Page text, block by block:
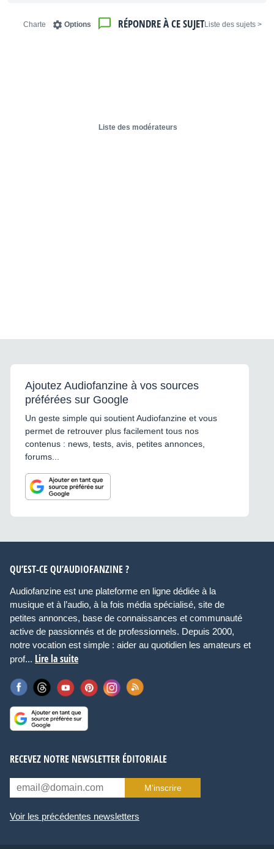
< Liste des sujets
RÉPONDRE À CE SUJET
Options
Charte
Liste des modérateurs
Ajoutez Audiofanzine à vos sources
préférées sur Google
Un geste simple qui soutient Audiofanzine et vous
permet de retrouver plus facilement tous nos
contenus : news, tests, avis, petites annonces,
forums...
QU’EST-CE QU’AUDIOFANZINE ?
Audiofanzine est une plateforme en ligne dédiée à la
musique et à l’audio, à la fois média spécialisé, site de
petites annonces, base de connaissances et communauté
active de passionnés et de professionnels. Depuis 2000,
notre vocation est simple : aider au quotidien les amateurs et
prof... Lire la suite
RECEVEZ NOTRE NEWSLETTER ÉDITORIALE
M’inscrire
Voir les précédentes newsletters